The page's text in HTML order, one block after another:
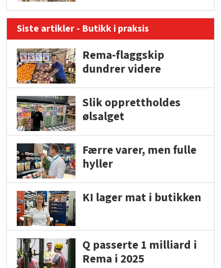
Siste artikler - Butikk i praksis
Rema-flaggskip
dundrer videre
Slik opprettholdes
ølsalget
Færre varer, men fulle
hyller
KI lager mat i butikken
Q passerte 1 milliard i
Rema i 2025